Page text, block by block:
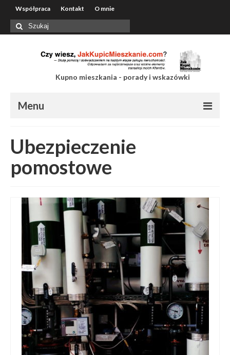
Współpraca Kontakt O mnie
Szuklaj
w:
Kupno mieszkania - porady i wskazówki
Menu
Kontakt
O mnie
Ubezpieczenie
pomostowe